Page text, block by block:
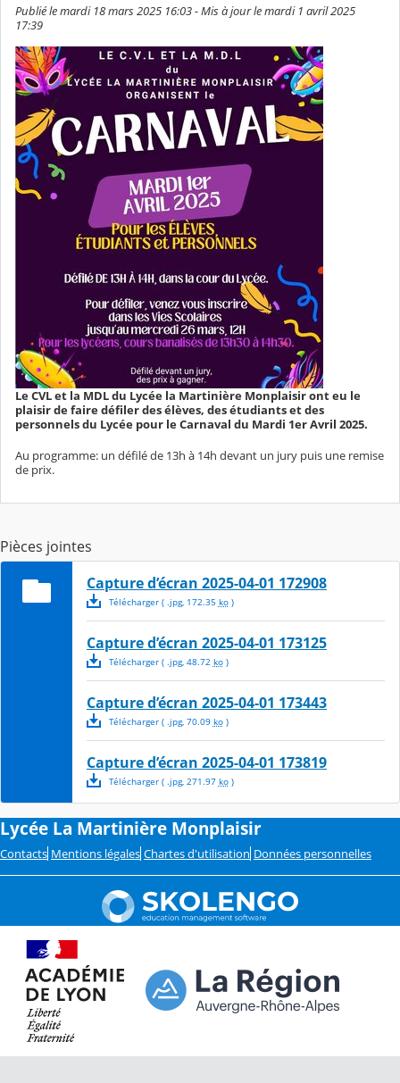
Publié le mardi 18 mars 2025 16:03 - Mis à jour le mardi 1 avril 2025
17:39
Le CVL et la MDL du Lycée la Martinière Monplaisir ont eu le
plaisir de faire défiler des élèves, des étudiants et des
personnels du Lycée pour le Carnaval du Mardi 1er Avril 2025.
Au programme: un défilé de 13h à 14h devant un jury puis une remise
de prix.
Pièces jointes
Capture d’écran 2025-04-01 172908
Télécharger( .jpg, 172.35 ko)
Capture d’écran 2025-04-01 173125
Télécharger( .jpg, 48.72 ko)
Capture d’écran 2025-04-01 173443
Télécharger( .jpg, 70.09 ko)
Capture d’écran 2025-04-01 173819
Télécharger( .jpg, 271.97 ko)
Lycée La Martinière Monplaisir
Contacts Mentions légales Chartes d'utilisation Données personnelles